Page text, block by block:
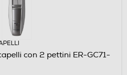
con 2 pettini ER-GC71-